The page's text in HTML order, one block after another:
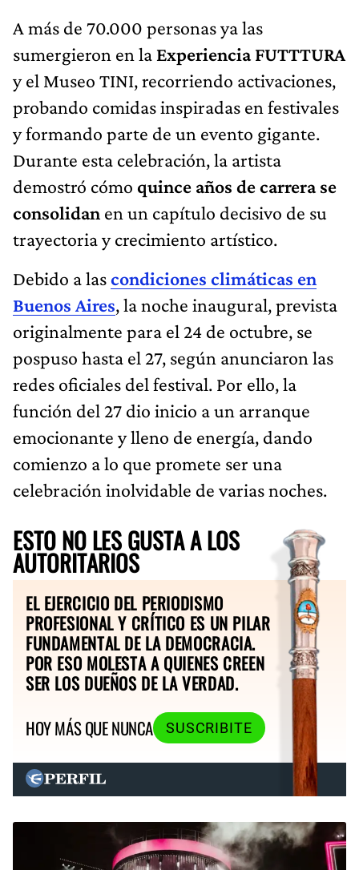
A más de 70.000 personas ya las
sumergieron en la Experiencia FUTTTURA
y el Museo TINI, recorriendo activaciones,
probando comidas inspiradas en festivales
y formando parte de un evento gigante.
Durante esta celebración, la artista
demostró cómo quince años de carrera se
consolidan en un capítulo decisivo de su
trayectoria y crecimiento artístico.
Debido a lascondiciones climáticas en
Buenos Aires, la noche inaugural, prevista
originalmente para el 24 de octubre, se
pospuso hasta el 27, según anunciaron las
redes oficiales del festival. Por ello, la
función del 27 dio inicio a un arranque
emocionante y lleno de energía, dando
comienzo a lo que promete ser una
celebración inolvidable de varias noches.
ESTO NO LES GUSTA A LOS
AUTORITARIOS
EL EJERCICIO DEL PERIODISMO
PROFESIONAL Y CRÍTICO ES UN PILAR
FUNDAMENTAL DE LA DEMOCRACIA.
POR ESO MOLESTA A QUIENES CREEN
SER LOS DUEÑOS DE LA VERDAD.
HOY MÁS QUE NUNCA
SUSCRIBITE